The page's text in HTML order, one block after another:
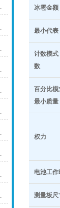
参数
术参数
术参数
参数
参数
术参数
术参数
参数
参数
参数
冰雹金额
最小代表
计数模
数
百分比
最小质量
权力
电池工作
测量板尺